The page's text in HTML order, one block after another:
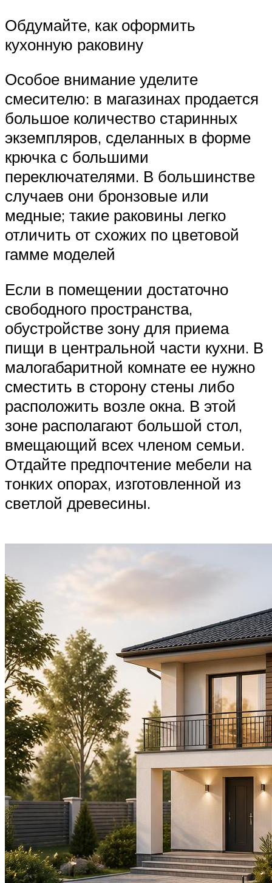
Обдумайте, как оформить
кухонную раковину
Особое внимание уделите
смесителю: в магазинах продается
большое количество старинных
экземпляров, сделанных в форме
крючка с большими
переключателями. В большинстве
случаев они бронзовые или
медные; такие раковины легко
отличить от схожих по цветовой
гамме моделей
Если в помещении достаточно
свободного пространства,
обустройстве зону для приема
пищи в центральной части кухни. В
малогабаритной комнате ее нужно
сместить в сторону стены либо
расположить возле окна. В этой
зоне располагают большой стол,
вмещающий всех членом семьи.
Отдайте предпочтение мебели на
тонких опорах, изготовленной из
светлой древесины.